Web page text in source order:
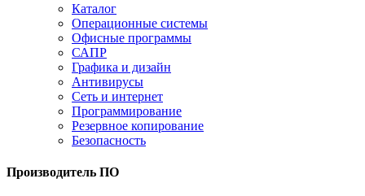
Каталог
Операционные системы
Офисные программы
САПР
Графика и дизайн
Антивирусы
Сеть и интернет
Программирование
Резервное копирование
Безопасность
Производитель ПО